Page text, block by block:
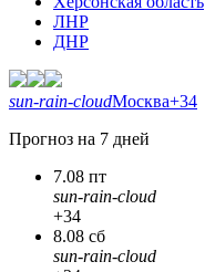
ЛНР
ДНР
sun-rain-cloudМосква+34
Прогноз на 7 дней
7.08 пт
sun-rain-cloud
+34
8.08 сб
sun-rain-cloud